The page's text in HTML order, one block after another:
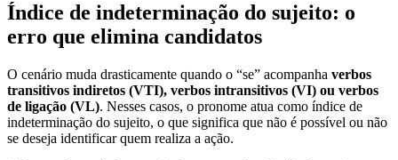
Índice de indeterminação do sujeito: o
erro que elimina candidatos
O cenário muda drasticamente quando o “se” acompanha verbos
transitivos indiretos (VTI), verbos intransitivos (VI) ou verbos
de ligação (VL). Nesses casos, o pronome atua como índice de
indeterminação do sujeito, o que significa que não é possível ou não
se deseja identificar quem realiza a ação.